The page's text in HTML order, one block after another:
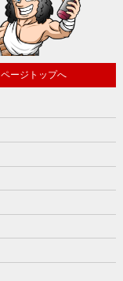
ページトップへ